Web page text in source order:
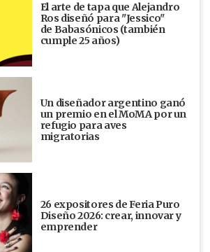
El arte de tapa que Alejandro
Ros diseñó para "Jessico"
de Babasónicos (también
cumple 25 años)
Un diseñador argentino ganó
un premio en el MoMA por un
refugio para aves
migratorias
26 expositores de Feria Puro
Diseño 2026: crear, innovar y
emprender